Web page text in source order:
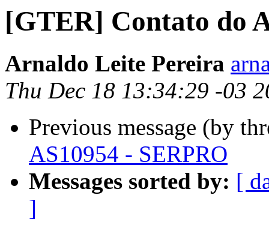
[GTER] Contato do
Arnaldo Leite Pereira
Thu Dec 18 13:34:29 -03
Previous message (by
AS10954 - SERPRO
Messages sorted by: [
]